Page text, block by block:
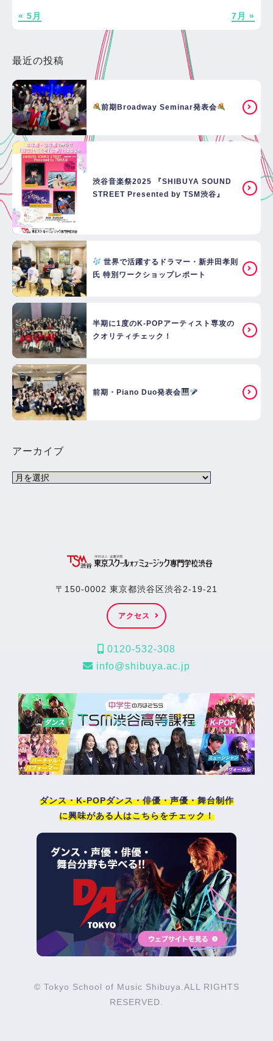
« 5月 7月 »
最近の投稿
前期Broadway Seminar発表会
渋谷音楽祭2025 『SHIBUYA SOUND
STREET Presented by TSM渋谷』
世界で活躍するドラマー・新井田孝則
氏 特別ワークショップレポート
半期に1度のK-POPアーティスト専攻の
クオリティチェック！
前期・Piano Duo発表会
アーカイブ
〒150-0002 東京都渋谷区渋谷2-19-21
アクセス
0120-532-308
info@shibuya.ac.jp
ダンス・K-POPダンス・俳優・声優・舞台制作
に興味がある人はこちらをチェック！
© Tokyo School of Music Shibuya.ALL RIGHTS
RESERVED.